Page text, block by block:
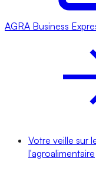
AGRA Business
Votre veille sur
l'agroalimentaire